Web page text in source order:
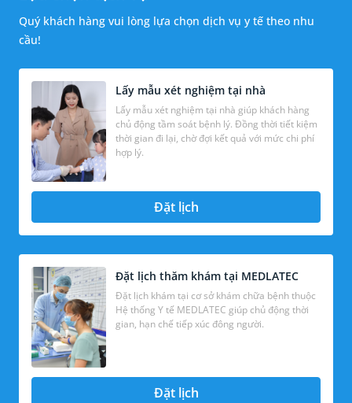
Quý khách hàng vui lòng lựa chọn dịch vụ y tế theo nhu
cầu!
Lấy mẫu xét nghiệm tại nhà
Lấy mẫu xét nghiệm tại nhà giúp khách hàng
chủ động tầm soát bệnh lý. Đồng thời tiết kiệm
thời gian đi lại, chờ đợi kết quả với mức chi phí
hợp lý.
Đặt lịch
Đặt lịch thăm khám tại MEDLATEC
Đặt lịch khám tại cơ sở khám chữa bệnh thuộc
Hệ thống Y tế MEDLATEC giúp chủ động thời
gian, hạn chế tiếp xúc đông người.
Đặt lịch